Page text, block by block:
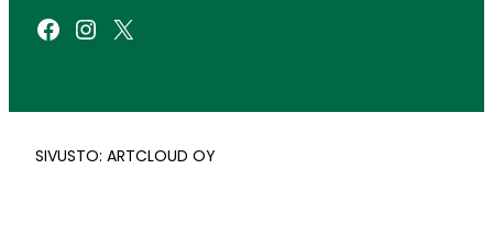
Facebook Instagram X
SIVUSTO: ARTCLOUD OY